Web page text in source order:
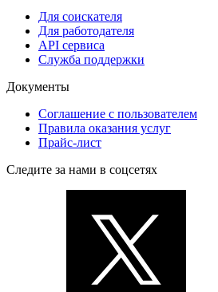
Для соискателя
Для работодателя
API сервиса
Служба поддержки
Документы
Соглашение с пользователем
Правила оказания услуг
Прайс-лист
Следите за нами в соцсетях